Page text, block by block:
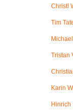
Christl
Tim
Tristan
Karin
Hinrich